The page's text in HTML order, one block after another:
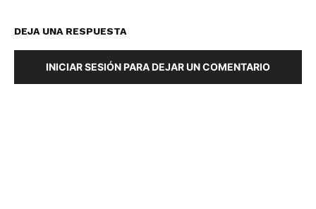
DEJA UNA RESPUESTA
INICIAR SESIÓN PARA DEJAR UN COMENTARIO